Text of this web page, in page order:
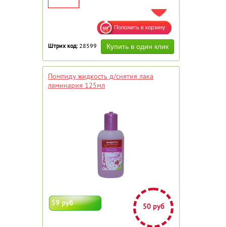
ДОБАВИТЬ В ИЗБРАННОЕ
Штрих код: 28599
Помпиду жидкость д/снятия лака
ламинария 125мл
59 руб 50 руб